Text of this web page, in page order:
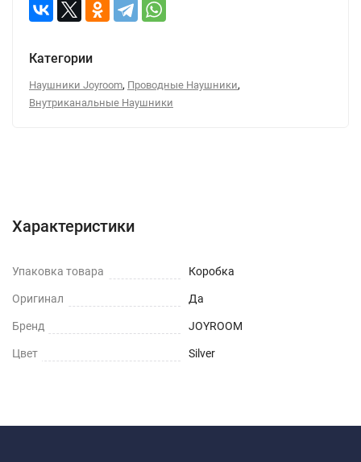
Категории
Наушники Joyroom, Проводные Наушники,
Внутриканальные Наушники
Характеристики
Упаковка товара Коробка
Оригинал Да
Бренд JOYROOM
Цвет Silver